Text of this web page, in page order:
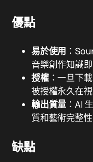
優點
易於使用 ：
音樂創作知識
授權：一旦下
被授權永久在
輸出質量 ：AI
質和藝術完整性
缺點